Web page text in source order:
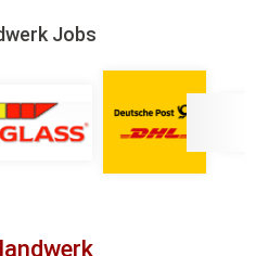
Jobs